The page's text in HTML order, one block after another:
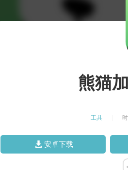
熊猫
工具
安卓下载